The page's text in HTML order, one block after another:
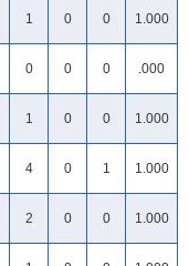
1 0 0 1.000
0 0 0 .000
1 0 0 1.000
4 0 1 1.000
2 0 0 1.000